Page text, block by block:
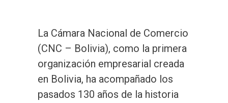
La Cámara Nacional de Comercio
(CNC – Bolivia), como la primera
organización empresarial creada
en Bolivia, ha acompañado los
pasados 130 años de la historia